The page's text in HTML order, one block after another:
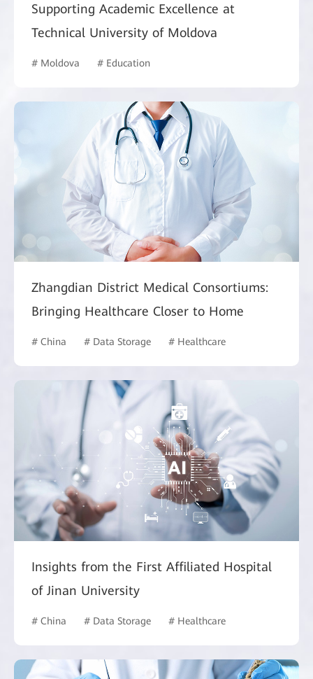
Supporting Academic Excellence at
Technical University of Moldova
# Moldova # Education
Zhangdian District Medical Consortiums:
Bringing Healthcare Closer to Home
# China # Data Storage # Healthcare
Insights from the First Affiliated Hospital
of Jinan University
# China # Data Storage # Healthcare